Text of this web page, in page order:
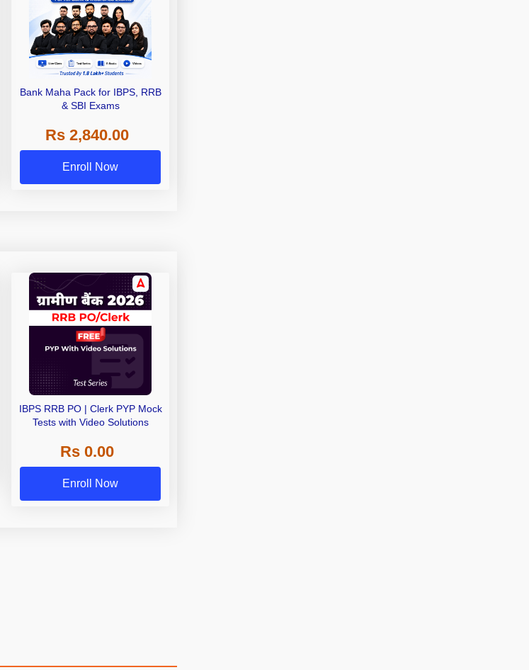
Bank Maha Pack for IBPS, RRB
& SBI Exams
Rs 2,840.00
Enroll Now
IBPS RRB PO | Clerk PYP Mock
Tests with Video Solutions
Rs 0.00
Enroll Now